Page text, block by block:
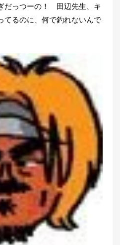
だっつーの！ 田辺先生、キ
てるのに、何で釣れないんで